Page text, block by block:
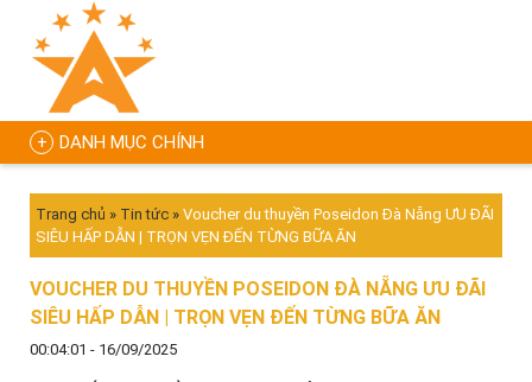
DANH MỤC CHÍNH
Trang chủ » Tin tức » Voucher du thuyền Poseidon Đà Nẵng ƯU ĐÃI
SIÊU HẤP DẪN | TRỌN VẸN ĐẾN TỪNG BỮA ĂN
VOUCHER DU THUYỀN POSEIDON ĐÀ NẴNG ƯU ĐÃI
SIÊU HẤP DẪN | TRỌN VẸN ĐẾN TỪNG BỮA ĂN
00:04:01 - 16/09/2025